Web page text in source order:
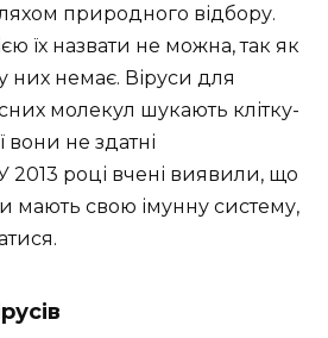
природного відбору.
їх назвати не можна, так як
них немає. Віруси для
молекул шукають клітку-
вони не здатні
2013 році вчені виявили, що
мають свою імунну систему,